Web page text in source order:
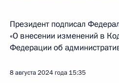
Президент подписал
«О внесении изменений в
Федерации об
8 августа 2024 года 15:35